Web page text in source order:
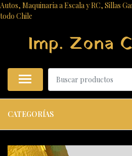
Autos, Maquinaria a Escala y RC, Sillas
todo Chile
Imp. Zona
CATEGORÍAS